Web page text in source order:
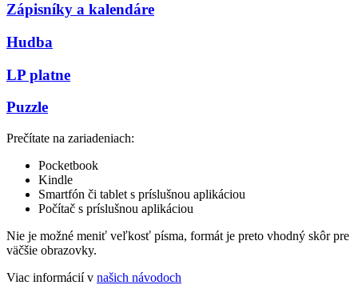
Zápisníky a kalendáre
Hudba
LP platne
Puzzle
Prečítate na zariadeniach:
Pocketbook
Kindle
Smartfón či tablet s príslušnou aplikáciou
Počítač s príslušnou aplikáciou
Nie je možné meniť veľkosť písma, formát je preto vhodný skôr pre
väčšie obrazovky.
Viac informácií v našich návodoch